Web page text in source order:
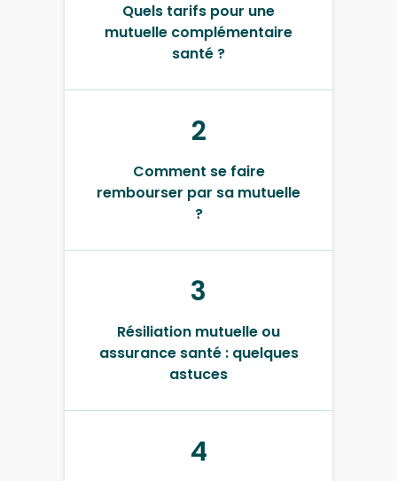
Quels tarifs pour une
mutuelle complémentaire
santé ?
2
Comment se faire
rembourser par sa mutuelle
?
3
Résiliation mutuelle ou
assurance santé : quelques
astuces
4